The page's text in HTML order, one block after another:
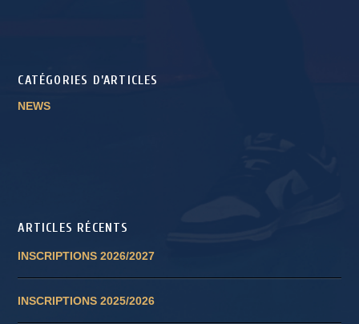
CATÉGORIES D’ARTICLES
NEWS
ARTICLES RÉCENTS
INSCRIPTIONS 2026/2027
INSCRIPTIONS 2025/2026